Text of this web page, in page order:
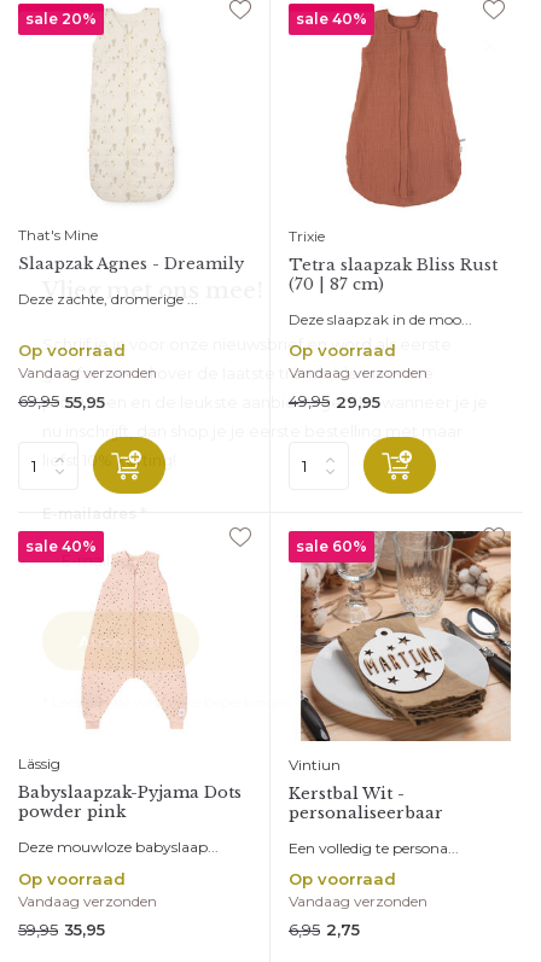
sale 20%
That's Mine
Slaapzak Agnes - Dreamily
Deze zachte, dromerige ...
Op voorraad
Vandaag verzonden
69,95 55,95
sale 40%
Trixie
Tetra slaapzak Bliss Rust
(70 | 87 cm)
Deze slaapzak in de moo...
Op voorraad
Vandaag verzonden
49,95 29,95
sale 40%
Lässig
Babyslaapzak-Pyjama Dots
powder pink
Deze mouwloze babyslaap...
Op voorraad
Vandaag verzonden
59,95 35,95
sale 60%
Vintiun
Kerstbal Wit -
personaliseerbaar
Een volledig te persona...
Op voorraad
Vandaag verzonden
6,95 2,75
Vlieg met ons mee!
Schrijf je in voor onze nieuwsbrief en word als eerste
geïnformeerd over de laatste trends, de nieuwste
producten en de leukste aanbiedingen. En wanneer je je
liefst 10% korting!
E-mailadres *
Abonneer
* Lees hier de wettelijke beperkingen